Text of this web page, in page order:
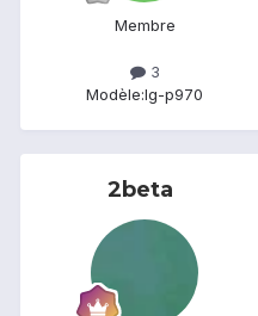
Membre
3
Modèle:lg-p970
2beta